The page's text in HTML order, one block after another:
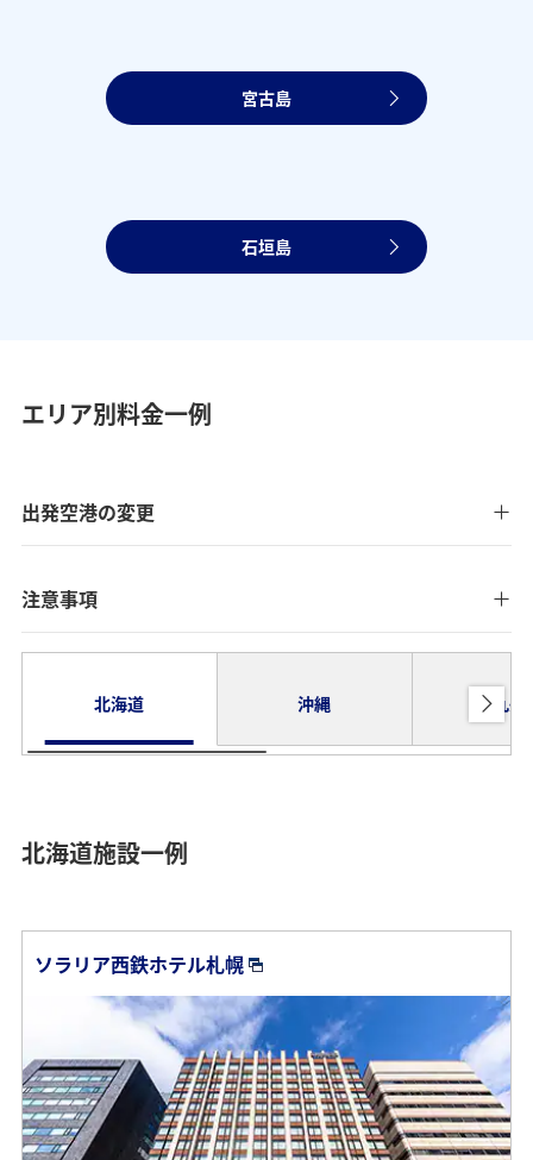
宮古島
石垣島
エリア別料金一例
出発空港の変更
注意事項
北海道 沖縄 九州
北海道施設一例
ソラリア西鉄ホテル札幌